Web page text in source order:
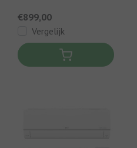
Ingebouwde WIFI
€899,00
Vergelijk